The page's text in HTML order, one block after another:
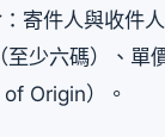
寄件人與收件
少六碼）、單
Origin）。